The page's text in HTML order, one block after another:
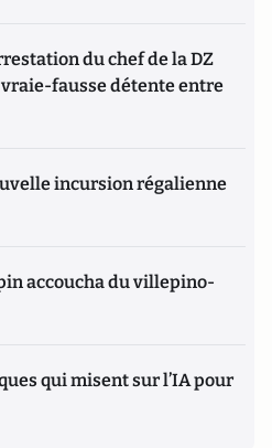
du chef de la DZ
vraie-fausse détente entre
incursion régalienne
accoucha du villepino-
qui misent sur l’IA pour